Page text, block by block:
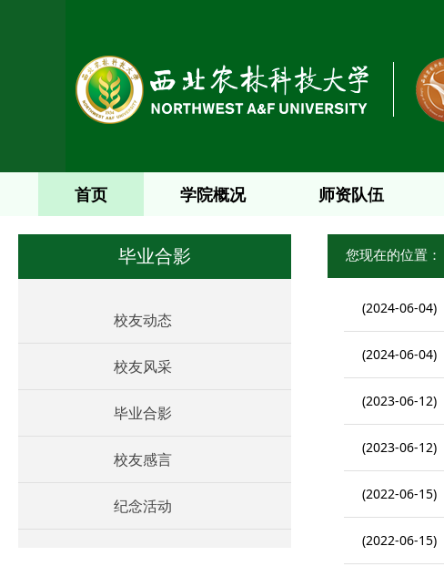
首页 学院概况 师资队伍
毕业合影
校友动态
校友风采
毕业合影
校友感言
纪念活动
您现在的位置：
(2024-06-04)
(2024-06-04)
(2023-06-12)
(2023-06-12)
(2022-06-15)
(2022-06-15)